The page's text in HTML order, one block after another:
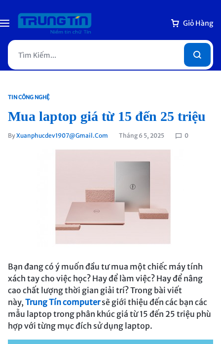
Giỏ Hàng
TIN CÔNG NGHỆ
Mua laptop giá từ 15 đến 25 triệu
ByXuanphucdev1907@gmail.com Tháng 6 5, 2025 0
Bạn đang có ý muốn đầu tư mua một chiếc máy tính
xách tay cho việc học? Hay để làm việc? Hay để nâng
cao chất lượng thời gian giải trí? Trong bài viết
này, Trung Tín computersẽ giới thiệu đến các bạn các
mẫu laptop trong phân khúc giá từ 15 đến 25 triệu phù
hợp với từng mục đích sử dụng laptop.